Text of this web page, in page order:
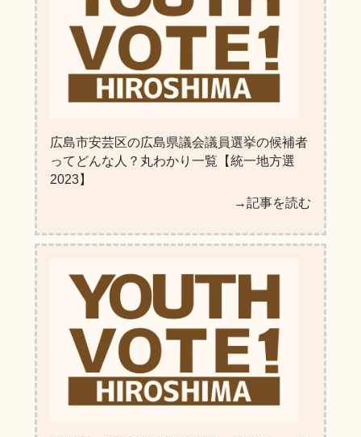
広島市安芸区の広島県議会議員選挙の候補者
ってどんな人？丸わかり一覧【統一地方選
2023】
→記事を読む